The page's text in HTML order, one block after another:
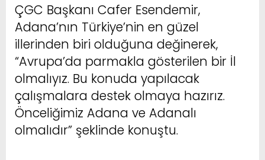
ÇGC Başkanı Cafer Esendemir,
Adana’nın Türkiye’nin en güzel
illerinden biri olduğuna değinerek,
“Avrupa’da parmakla gösterilen bir İl
olmalıyız. Bu konuda yapılacak
çalışmalara destek olmaya hazırız.
Önceliğimiz Adana ve Adanalı
olmalıdır” şeklinde konuştu.